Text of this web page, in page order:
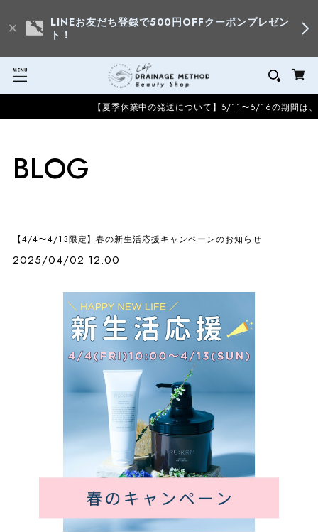
LINEお友だち登録で500円OFFクーポンプレゼン
ト！
【夏季休業中の発送について】5/11〜5/16の期間は、
BLOG
【4/4〜4/13限定】春の新生活応援キャンペーンのお知らせ
2025/04/02 12:00